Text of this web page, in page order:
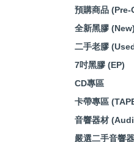
唱頭放大
CD播放
耳機
發燒線材
電源處理
清潔/調
Tools)
預購商品 (Pre-
全新黑膠 (New)
二手老膠
7吋黑膠 (EP)
CD專區
卡帶專區
音響器材
嚴選二手音響